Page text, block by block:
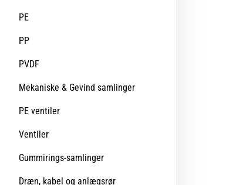
PE
PP
PVDF
Mekaniske & Gevind samlinger
PE ventiler
Ventiler
Gummirings-samlinger
Dræn, kabel og anlægsrør